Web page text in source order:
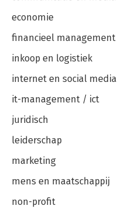
economie
financieel management
inkoop en logistiek
internet en social media
it-management / ict
juridisch
leiderschap
marketing
mens en maatschappij
non-profit